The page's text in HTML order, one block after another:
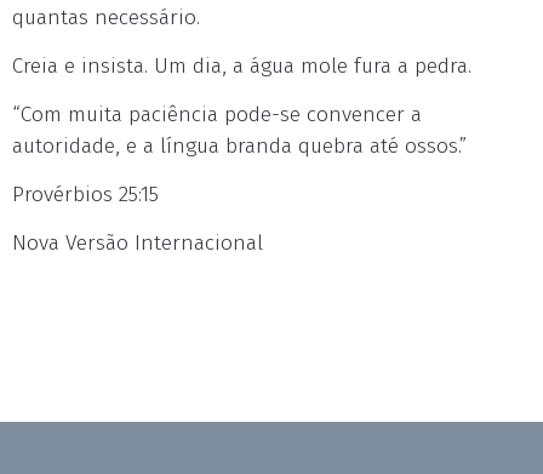
quantas necessário.
Creia e insista. Um dia, a água mole fura a pedra.
“Com muita paciência pode-se convencer a
autoridade, e a língua branda quebra até ossos.”
Provérbios 25:15
Nova Versão Internacional